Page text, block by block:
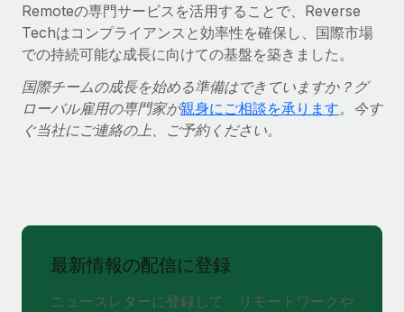
Remoteの専門サービスを活用することで、Reverse
Techはコンプライアンスと効率性を確保し、国際市場
での持続可能な成長に向けての基盤を築きました。
国際チームの成長を始める準備はできていますか？グ
ローバル雇用の専門家が親身にご相談を承ります。今す
ぐ当社にご連絡の上、ご予約ください。
最新情報の配信に登録
ニュースレターに登録して、リモートワークや